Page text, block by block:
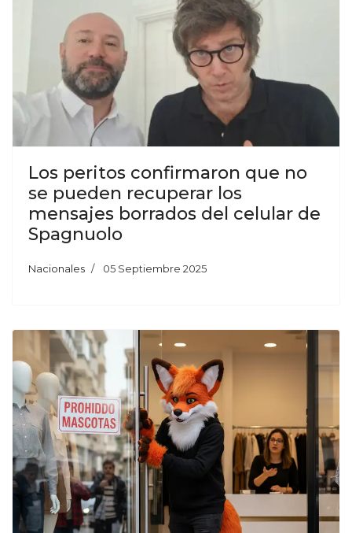
Los peritos confirmaron que no
se pueden recuperar los
mensajes borrados del celular de
Spagnuolo
Nacionales 05 Septiembre 2025